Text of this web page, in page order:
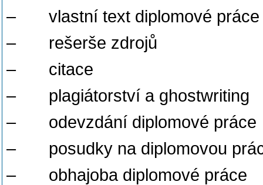
– vlastní text diplomové práce
– rešerše zdrojů
– citace
– plagiátorství a ghostwriting
– odevzdání diplomové práce
– posudky na diplomovou
– obhajoba diplomové práce